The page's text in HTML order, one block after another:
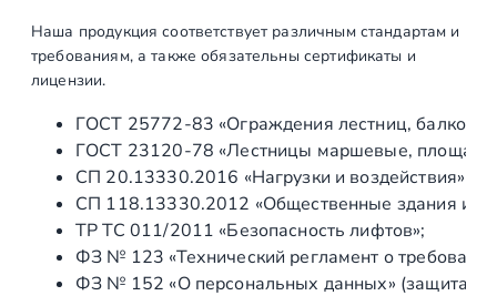
9
,
8
0
₽
.
Наша продукция соответствует различным стандартам и
требованиям, а также обязательны сертификаты и
лицензии.
ГОСТ 25772‑83 «Ограждения лестниц,
ГОСТ 23120‑78 «Лестницы маршевые,
СП 20.13330.2016 «Нагрузки и воздействия»
СП 118.13330.2012 «Общественные здания и
ТР ТС 011/2011 «Безопасность лифтов»;
ФЗ № 123 «Технический регламент о
ФЗ № 152 «О персональных данных» (защита